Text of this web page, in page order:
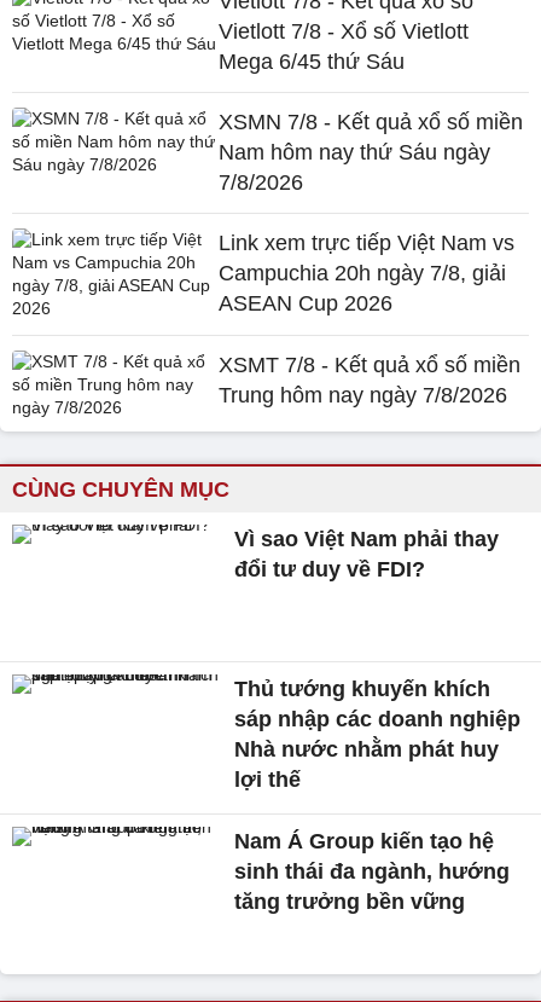
Vietlott 7/8 - Xổ số Vietlott
Mega 6/45 thứ Sáu
XSMN 7/8 - Kết quả xổ số miền
Nam hôm nay thứ Sáu ngày
7/8/2026
Link xem trực tiếp Việt Nam vs
Campuchia 20h ngày 7/8, giải
ASEAN Cup 2026
XSMT 7/8 - Kết quả xổ số miền
Trung hôm nay ngày 7/8/2026
CÙNG CHUYÊN MỤC
Vì sao Việt Nam phải thay
đổi tư duy về FDI?
Thủ tướng khuyến khích
sáp nhập các doanh nghiệp
Nhà nước nhằm phát huy
lợi thế
Nam Á Group kiến tạo hệ
sinh thái đa ngành, hướng
tăng trưởng bền vững